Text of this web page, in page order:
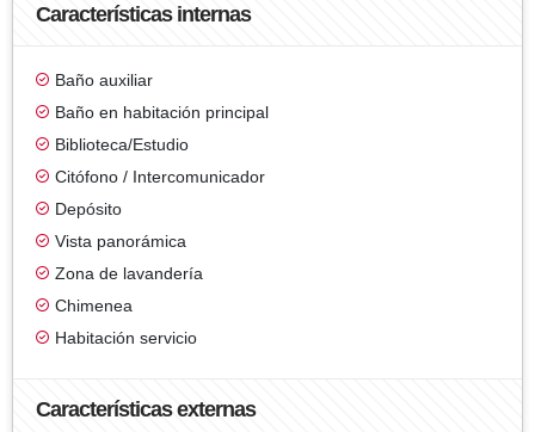
Características internas
Baño auxiliar
Baño en habitación principal
Biblioteca/Estudio
Citófono / Intercomunicador
Depósito
Vista panorámica
Zona de lavandería
Chimenea
Habitación servicio
Características externas